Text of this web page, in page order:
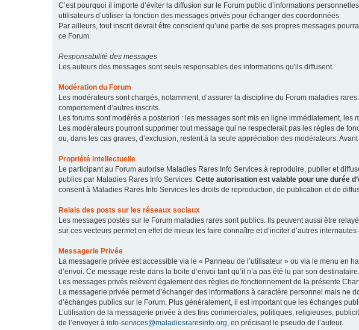
C’est pourquoi il importe d’éviter la diffusion sur le Forum public d’informations
utilisateurs d’utiliser la fonction des messages privés pour échanger des coordonnées.
Par ailleurs, tout inscrit devrait être conscient qu’une partie de ses propres messages
ce Forum.
Responsabilité des messages
Les auteurs des messages sont seuls responsables des informations qu'ils diffusent.
Modération du Forum
Les modérateurs sont chargés, notamment, d’assurer la discipline du Forum maladies
comportement d’autres inscrits.
Les forums sont modérés a posteriori : les messages sont mis en ligne immédiatement,
Les modérateurs pourront supprimer tout message qui ne respecterait pas les règles de
ou, dans les cas graves, d’exclusion, restent à la seule appréciation des modérateurs.
Propriété intellectuelle
Le participant au Forum autorise Maladies Rares Info Services à reproduire, publier et
publics par Maladies Rares Info Services. Cette autorisation est valable pour une durée
consent à Maladies Rares Info Services les droits de reproduction, de publication et de
Relais des posts sur les réseaux sociaux
Les messages postés sur le Forum maladies rares sont publics. Ils peuvent aussi être
sur ces vecteurs permet en effet de mieux les faire connaître et d’inciter d’autres
Messagerie Privée
La messagerie privée est accessible via le « Panneau de l’utilisateur » ou via le menu en
d’envoi. Ce message reste dans la boite d’envoi tant qu’il n’a pas été lu par son destinataire.
Les messages privés relèvent également des règles de fonctionnement de la présente
La messagerie privée permet d’échanger des informations à caractère personnel mais
d’échanges publics sur le Forum. Plus généralement, il est important que les échanges
L’utilisation de la messagerie privée à des fins commerciales, politiques, religieuses,
de l’envoyer à info-services@maladiesraresinfo.org, en précisant le pseudo de l’auteur.